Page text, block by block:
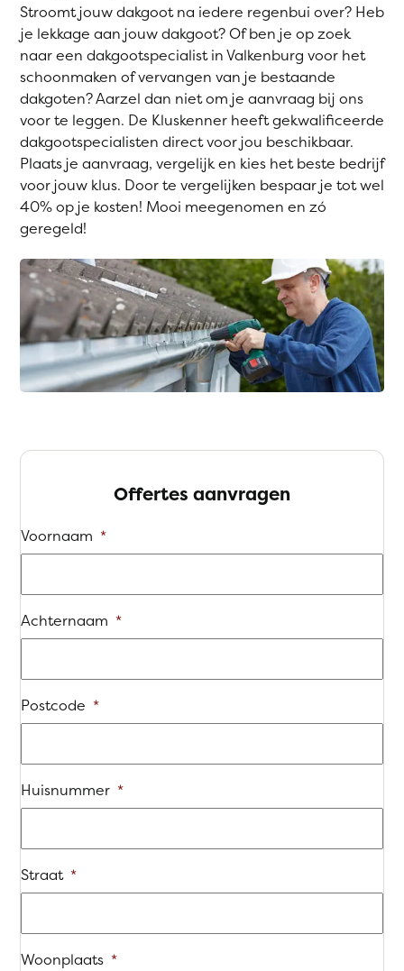
Stroomt jouw dakgoot na iedere regenbui over? Heb
je lekkage aan jouw dakgoot? Of ben je op zoek
naar een dakgootspecialist in Valkenburg voor het
schoonmaken of vervangen van je bestaande
dakgoten? Aarzel dan niet om je aanvraag bij ons
voor te leggen. De Kluskenner heeft gekwalificeerde
dakgootspecialisten direct voor jou beschikbaar.
Plaats je aanvraag, vergelijk en kies het beste bedrijf
voor jouw klus. Door te vergelijken bespaar je tot wel
40% op je kosten! Mooi meegenomen en zó
geregeld!
Offertes aanvragen
Voornaam *
Achternaam *
Postcode *
Huisnummer *
Straat *
Woonplaats *